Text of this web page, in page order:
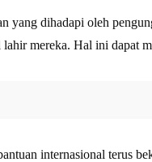
yang dihadapi oleh
mereka. Hal ini dapat
internasional terus